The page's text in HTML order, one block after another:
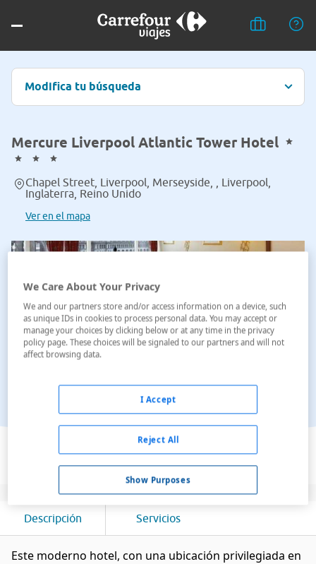
Modifica tu búsqueda
Mercure Liverpool Atlantic Tower Hotel
Chapel Street, Liverpool, Merseyside, , Liverpool,
Inglaterra, Reino Unido
Ver en el mapa
Ver en el mapa
Descripción Servicios
Este moderno hotel, con una ubicación privilegiada en
We Care About Your Privacy
We and our partners store and/or access information on a device, such
as unique IDs in cookies to process personal data. You may accept or
manage your choices by clicking below or at any time in the privacy
policy page. These choices will be signaled to our partners and will not
affect browsing data.
Show Purposes
Reject All
I Accept